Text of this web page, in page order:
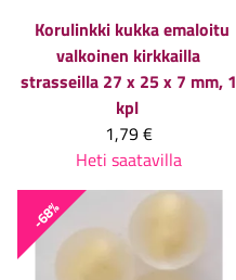
Korulinkki kukka emaloitu
valkoinen kirkkailla
strasseilla 27 x 25 x 7 mm, 1
kpl
1,79 €
Heti saatavilla
-68%